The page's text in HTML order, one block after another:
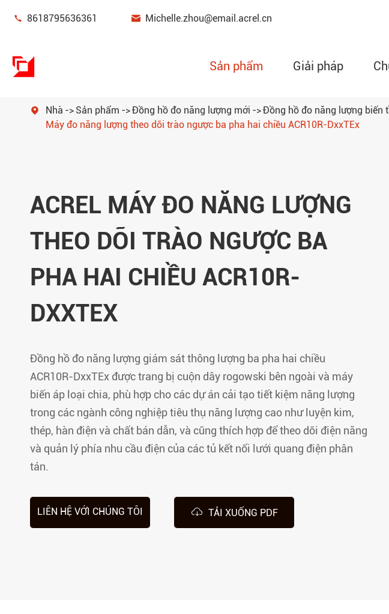
 8618795636361  Michelle.zhou@email.acrel.cn
Sản phẩm
Cảm biến điện
Cổng thông minh
Đồng hồ đo năng lượng mới
Bộ lọc chất lượng điện
Phân phối Điện cách ly
Giải pháp
 Nhà Sản phẩm Đồng hồ đo năng lượng mới
Đồng hồ đo năng lượng biến
Máy đo năng lượng theo dõi trào ngược ba pha hai chiều ACR10R-DxxTEx
ACREL MÁY ĐO NĂNG LƯỢNG
THEO DÕI TRÀO NGƯỢC BA
PHA HAI CHIỀU ACR10R-
DXXTEX
Đồng hồ đo năng lượng giám sát thông lượng ba pha hai chiều
ACR10R-DxxTEx được trang bị cuộn dây rogowski bên ngoài và máy
biến áp loại chia, phù hợp cho các dự án cải tạo tiết kiệm năng lượng
trong các ngành công nghiệp tiêu thụ năng lượng cao như luyện kim,
thép, hàn điện và chất bán dẫn, và cũng thích hợp để theo dõi điện năng
và quản lý phía nhu cầu điện của các tủ kết nối lưới quang điện phân
tán.
LIÊN HỆ VỚI CHÚNG TÔI  TẢI XUỐNG PDF